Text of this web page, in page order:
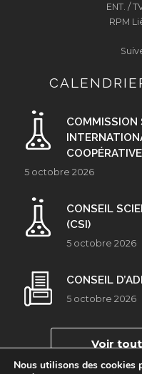
ENT. /
RPM
COMMISSION
5 octobre 2026
CONSEIL
(CSI)
5 octobre 2026
CONSEIL
5 octobre 2026
Voir
Nous utilisons des cookies